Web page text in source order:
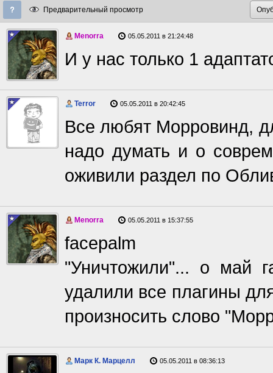
Предварительный просмотр
Menorra 05.05.2011 в 21:24:48
И у нас только 1
Terror 05.05.2011 в 20:42:45
Все любят Морровинд,
надо думать и о
оживили раздел по
Menorra 05.05.2011 в 15:37:55
facepalm
"Уничтожили"... о май
удалили все плагины
произносить слово
Марк К. Марцелл 05.05.2011 в 08:36:13